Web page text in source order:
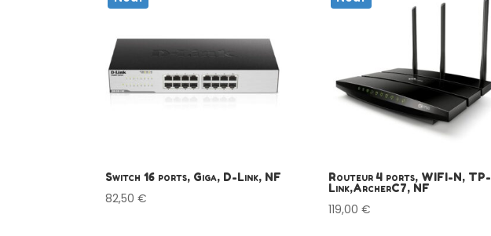
Switch 16 ports, Giga, D-Link, NF
82,50€
Routeur 4 ports, WIFI-N, TP-
Link,ArcherC7, NF
119,00 €